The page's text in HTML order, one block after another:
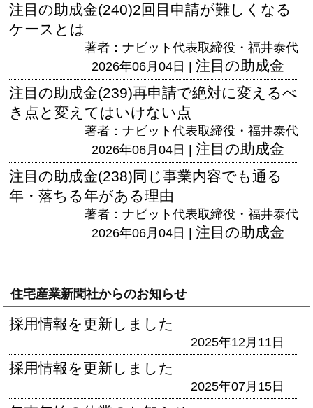
注目の助成金(240)2回目申請が難しくなる
ケースとは
著者：ナビット代表取締役・福井泰代
2026年06月04日 | 注目の助成金
注目の助成金(239)再申請で絶対に変えるべ
き点と変えてはいけない点
著者：ナビット代表取締役・福井泰代
2026年06月04日 | 注目の助成金
注目の助成金(238)同じ事業内容でも通る
年・落ちる年がある理由
著者：ナビット代表取締役・福井泰代
2026年06月04日 | 注目の助成金
住宅産業新聞社からのお知らせ
採用情報を更新しました
2025年12月11日
採用情報を更新しました
2025年07月15日